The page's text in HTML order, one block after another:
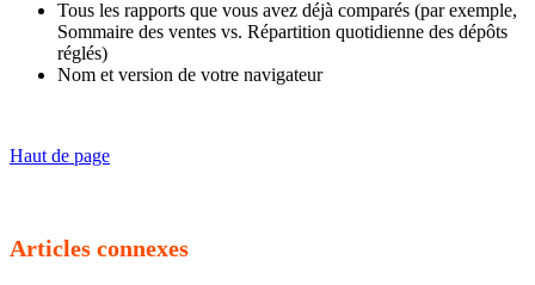
Tous les rapports que vous avez déjà comparés (par exemple,
Sommaire des ventes vs. Répartition quotidienne des dépôts
réglés)
Nom et version de votre navigateur
Haut de page
Articles connexes